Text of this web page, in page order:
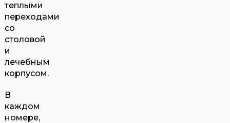
теплыми
переходами
со
столовой
и
лечебным
корпусом.
В
каждом
номере,